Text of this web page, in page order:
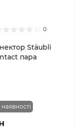
0
Stäubli
пара